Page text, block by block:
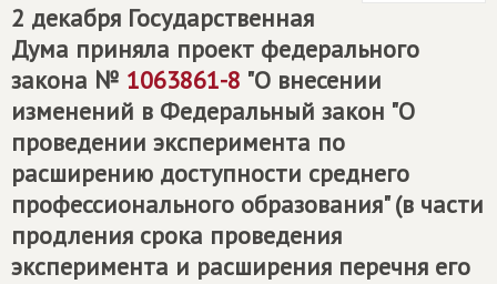
2 декабря Государственная
Дума приняла проект федерального
закона № 1063861-8 "О внесении
изменений в Федеральный закон "О
проведении эксперимента по
расширению доступности среднего
профессионального образования" (в части
продления срока проведения
эксперимента и расширения перечня его